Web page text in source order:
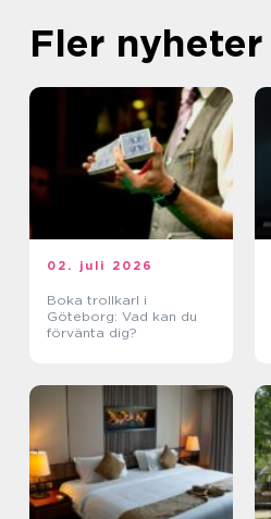
Fler nyheter
02. juli 2026
Boka trollkarl i
Göteborg: Vad kan du
förvänta dig?